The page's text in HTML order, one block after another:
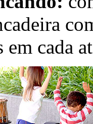
em cada